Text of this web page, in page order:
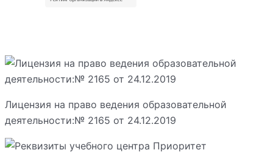
Лицензия на право ведения образовательной
деятельности:№ 2165 от 24.12.2019